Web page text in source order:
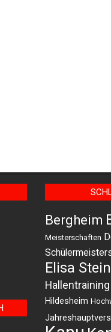
Bergheim
Meisterschaften
Elisa
Hallentraining
Hildesheim